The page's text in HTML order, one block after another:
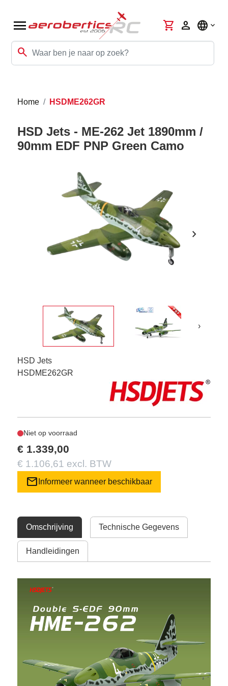
menu
search
shopping_cart person language
Home HSDME262GR
HSD Jets - ME-262 Jet 1890mm /
90mm EDF PNP Green Camo
chevron_right
›
HSD Jets
HSDME262GR
Niet op voorraad
€ 1.339,00
€ 1.106,61 excl. BTW
mail Informeer wanneer beschikbaar
Omschrijving Technische Gegevens
Handleidingen